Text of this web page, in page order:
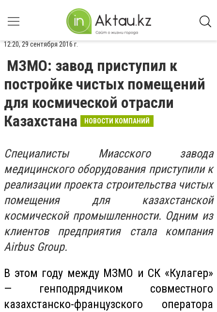
12:20, 29 сентября 2016 г.
МЗМО: завод приступил к
постройке чистых помещений
для космической отрасли
Казахстана
НОВОСТИ КОМПАНИЙ
Специалисты Миасского завода
медицинского оборудования приступили к
реализации проекта строительства чистых
помещения для казахстанской
космической промышленности. Одним из
клиентов предприятия стала компания
Airbus Group.
В этом году между МЗМО и СК «Кулагер»
— генподрядчиком совместного
казахстанско-французского оператора